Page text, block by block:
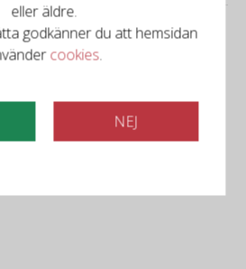
ripe fruit, walnuts and spice.
ripe tannins and a flavorful
at the intense finish and lots of
and wet-earth undertones.
eller äldre.
godkänner du att hemsidan
cookies.
NEJ